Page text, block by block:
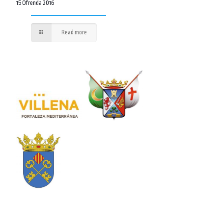
15 Ofrenda 2016
Read more